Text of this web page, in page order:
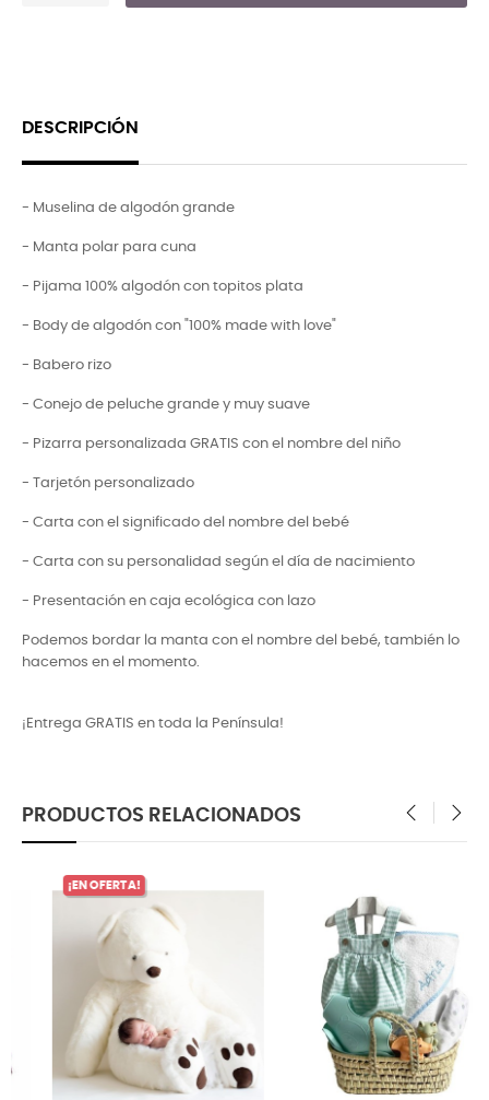
DESCRIPCIÓN
- Muselina de algodón grande
- Manta polar para cuna
- Pijama 100% algodón con topitos plata
- Body de algodón con "100% made with love"
- Babero rizo
- Conejo de peluche grande y muy suave
- Pizarra personalizada GRATIS con el nombre del niño
- Tarjetón personalizado
- Carta con el significado del nombre del bebé
- Carta con su personalidad según el día de nacimiento
- Presentación en caja ecológica con lazo
Podemos bordar la manta con el nombre del bebé, también lo
hacemos en el momento.
¡Entrega GRATIS en toda la Península!
PRODUCTOS RELACIONADOS
¡EN OFERTA!